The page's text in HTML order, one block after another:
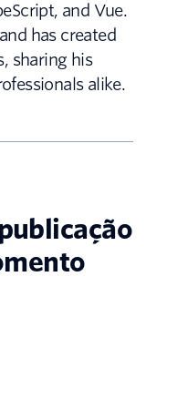
and Vue.
has created
sharing his
alike.